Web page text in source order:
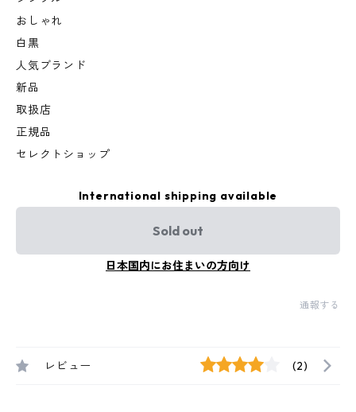
おしゃれ
白黒
人気ブランド
新品
取扱店
正規品
セレクトショップ
International shipping available
Sold out
日本国内にお住まいの方向け
通報する
レビュー (2)